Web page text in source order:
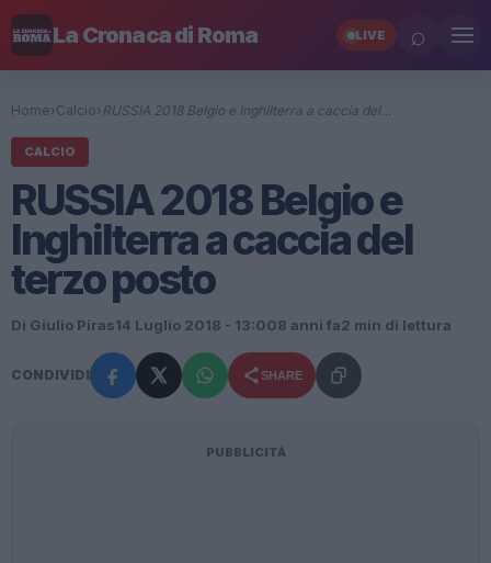
La Cronaca di Roma LIVE ⌕
Home› Calcio› RUSSIA 2018 Belgio e Inghilterra a caccia del…
CALCIO
RUSSIA 2018 Belgio e
Inghilterra a caccia del
terzo posto
Di Giulio Piras14 Luglio 2018 - 13:008 anni fa2 min di lettura
CONDIVIDI SHARE
PUBBLICITÀ